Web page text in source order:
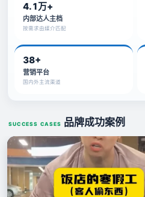
4.1万+
内部达人主档
按需求由媒介匹配
38+
营销平台
国内外主流渠道
SUCCESS CASES 品牌成功案例